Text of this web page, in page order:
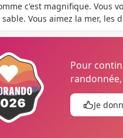
c'est magnifique. Vous
Vous aimez la mer, les
Pour
Je